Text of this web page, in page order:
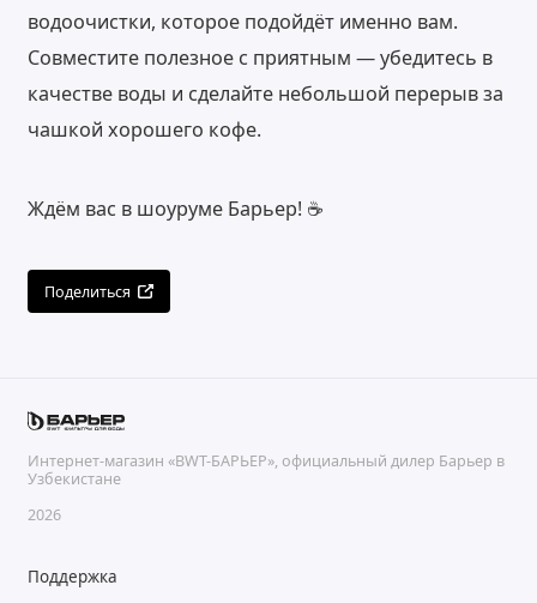
водоочистки, которое подойдёт именно вам.
Совместите полезное с приятным — убедитесь в
качестве воды и сделайте небольшой перерыв за
чашкой хорошего кофе.
Ждём вас в шоуруме Барьер! ☕️
Поделиться
Интернет-магазин «BWT-БАРЬЕР», официальный дилер Барьер в
Узбекистане
2026
Поддержка